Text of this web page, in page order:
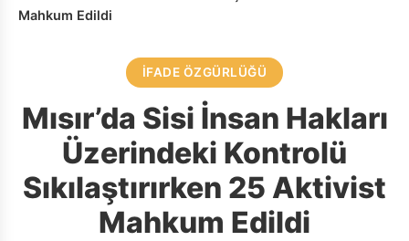
Mahkum Edildi
İFADE ÖZGÜRLÜĞÜ
Mısır’da Sisi İnsan Hakları
Üzerindeki Kontrolü
Sıkılaştırırken 25 Aktivist
Mahkum Edildi